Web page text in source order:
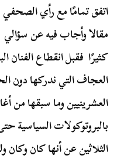
اتفق تمامًا مع رأي
مقالا وأجاب فيه عن
العجاف التي ندركها دون
العشرينيين وما سبقها من
بالبروتوكولات السياسية
الثلاثين عن أنها كان وكان